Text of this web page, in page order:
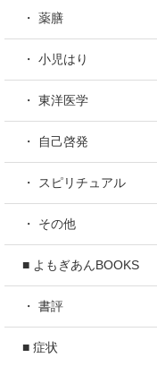
・ 薬膳
・ 小児はり
・ 東洋医学
・ 自己啓発
・ スピリチュアル
・ その他
■ よもぎあんBOOKS
・ 書評
■ 症状